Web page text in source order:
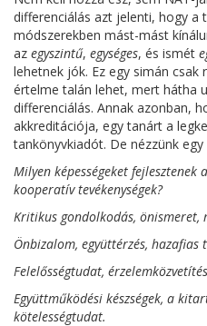
differenciálás azt jelenti, hogy a
módszerekben mást-mást
az egyszintű, egységes, és ismét
lehetnek jók. Ez egy simán csak
értelme talán lehet, mert hátha
differenciálás. Annak azonban,
akkreditációja, egy tanárt a
tankönyvkiadót. De nézzünk
Milyen képességeket fejlesztenek
kooperatív tevékenységek?
Kritikus gondolkodás, önismeret,
Önbizalom, együttérzés, hazafias
Felelősségtudat,
Együttműködési készségek, a
kötelességtudat.